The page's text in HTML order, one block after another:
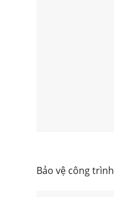
Bảo vệ công trình